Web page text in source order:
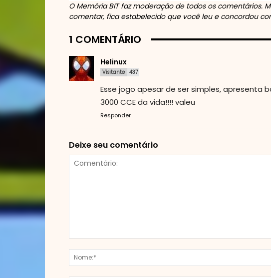
O Memória BIT faz moderação de todos os comentários.
comentar, fica estabelecido que você leu e concordou
1 COMENTÁRIO
Helinux
Visitante 437
Esse jogo apesar de ser simples, apresenta
3000 CCE da vida!!!! valeu
Responder
Deixe seu comentário